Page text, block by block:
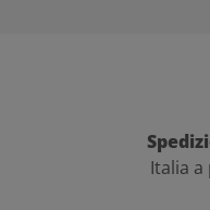
Italia a